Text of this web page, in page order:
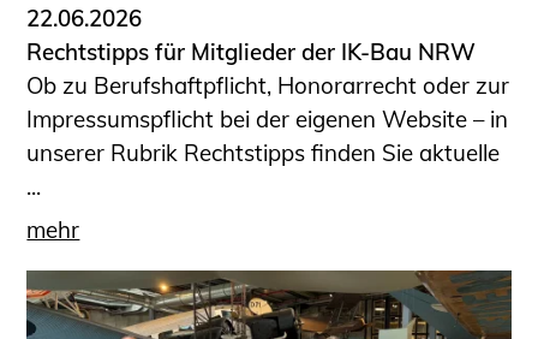
22.06.2026
Rechtstipps für Mitglieder der IK-Bau NRW
Ob zu Berufshaftpflicht, Honorarrecht oder zur
Impressumspflicht bei der eigenen Website – in
unserer Rubrik Rechtstipps finden Sie aktuelle
...
mehr